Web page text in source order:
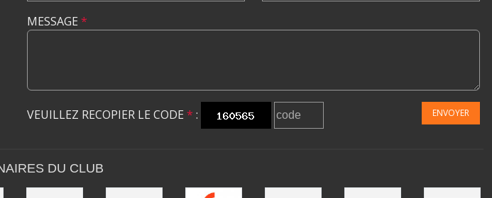
MESSAGE *
VEUILLEZ RECOPIER LE CODE * : ENVOYER
DU CLUB